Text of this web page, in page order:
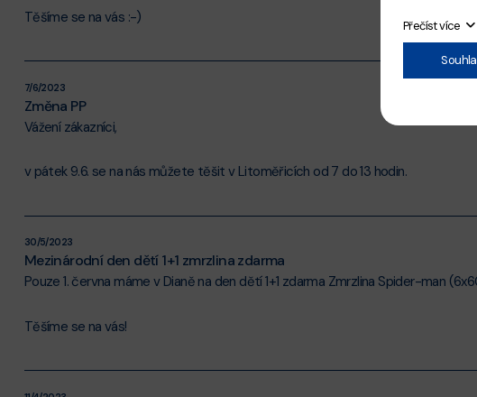
Těšíme se na vás :-)
7/6/2023
Změna PP
Vážení zákazníci,
v pátek 9.6. se na nás můžete těšit v Litoměřicích od 7 do 13 hodin.
30/5/2023
Mezinárodní den dětí 1+1 zmrzlina zdarma
Pouze 1. června máme v Dianě na den dětí 1+1 zdarma Zmrzlina Spider-man
Těšíme se na vás!
Přečíst více